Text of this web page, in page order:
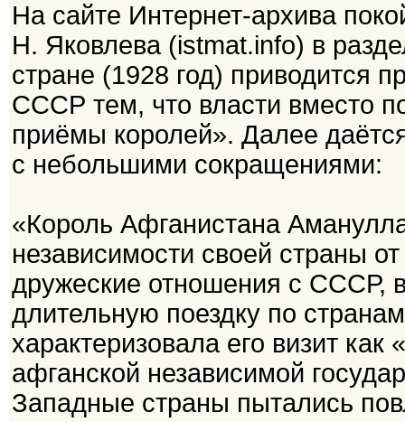
На сайте Интернет-архива
Н. Яковлева (istmat.info) в
стране (1928 год) приводится
СССР тем, что власти вместо
приёмы королей». Далее
с небольшими сокращениями:
«Король Афганистана
независимости своей страны
дружеские отношения с СССР,
длительную поездку по
характеризовала его визит
афганской независимой
Западные страны пытались